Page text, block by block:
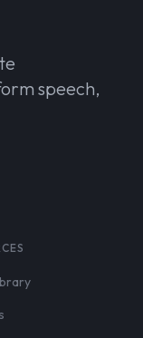
speech,